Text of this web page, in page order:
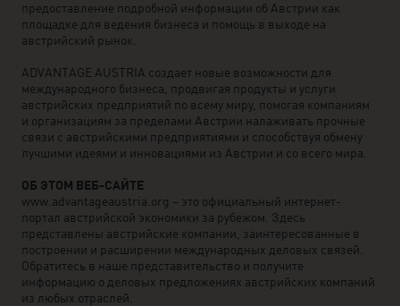
предоставление подробной информации об Австрии как
площадке для ведения бизнеса и помощь в выходе на
австрийский рынок.
ADVANTAGE AUSTRIA создает новые возможности для
международного бизнеса, продвигая продукты и услуги
австрийских предприятий по всему миру, помогая компаниям
и организациям за пределами Австрии налаживать прочные
связи с австрийскими предприятиями и способствуя обмену
лучшими идеями и инновациями из Австрии и со всего мира.
ОБ ЭТОМ ВЕБ-САЙТЕ
www.advantageaustria.org – это официальный интернет-
портал австрийской экономики за рубежом. Здесь
представлены австрийские компании, заинтересованные в
построении и расширении международных деловых связей.
Обратитесь в наше представительство и получите
информацию о деловых предложениях австрийских компаний
из любых отраслей.